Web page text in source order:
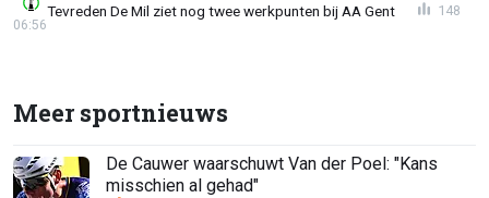
Tevreden De Mil ziet nog twee werkpunten bij AA Gent
06:56
148
Meer sportnieuws
De Cauwer waarschuwt Van der Poel: "Kans
misschien al gehad"